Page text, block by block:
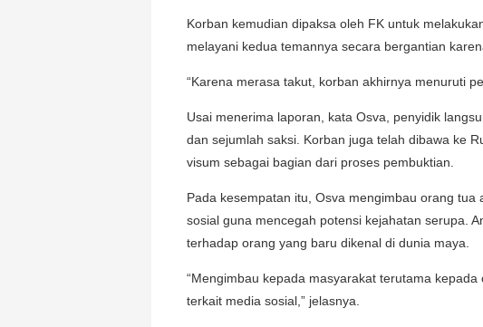
Korban kemudian dipaksa oleh FK untuk
melayani kedua temannya secara bergantian
“Karena merasa takut, korban akhirnya menuruti
Usai menerima laporan, kata Osva, penyidik
dan sejumlah saksi. Korban juga telah dibawa ke
visum sebagai bagian dari proses pembuktian.
Pada kesempatan itu, Osva mengimbau orang
sosial guna mencegah potensi kejahatan serupa.
terhadap orang yang baru dikenal di dunia maya.
“Mengimbau kepada masyarakat terutama
terkait media sosial,” jelasnya.